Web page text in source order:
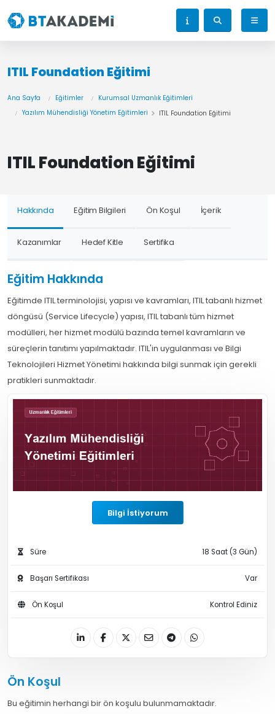
ITIL Foundation Eğitimi
Ana Sayfa Eğitimler
Kurumsal Uzmanlık Eğitimleri
Yazılım Mühendisliği Yönetim Eğitimleri
ITIL Foundation Eğitimi
ITIL Foundation Eğitimi
Hakkında Eğitim Bilgileri Ön Koşul İçerik
Kazanımlar Hedef Kitle Sertifika
Eğitim Hakkında
Eğitimde ITIL terminolojisi, yapısı ve kavramları, ITIL tabanlı hizmet
döngüsü (Service Lifecycle) yapısı, ITIL tabanlı tüm hizmet
modülleri, her hizmet modülü bazında temel kavramların ve
süreçlerin tanıtımı yapılmaktadır. ITIL'in uygulanması ve Bilgi
Teknolojileri Hizmet Yönetimi hakkında bilgi sunmak için gerekli
pratikleri sunmaktadır.
Bilgi İstiyorum
Süre 18 Saat (3 Gün)
Başarı Sertifikası Var
Ön Koşul Kontrol Ediniz
Ön Koşul
Bu eğitimin herhangi bir ön koşulu bulunmamaktadır.